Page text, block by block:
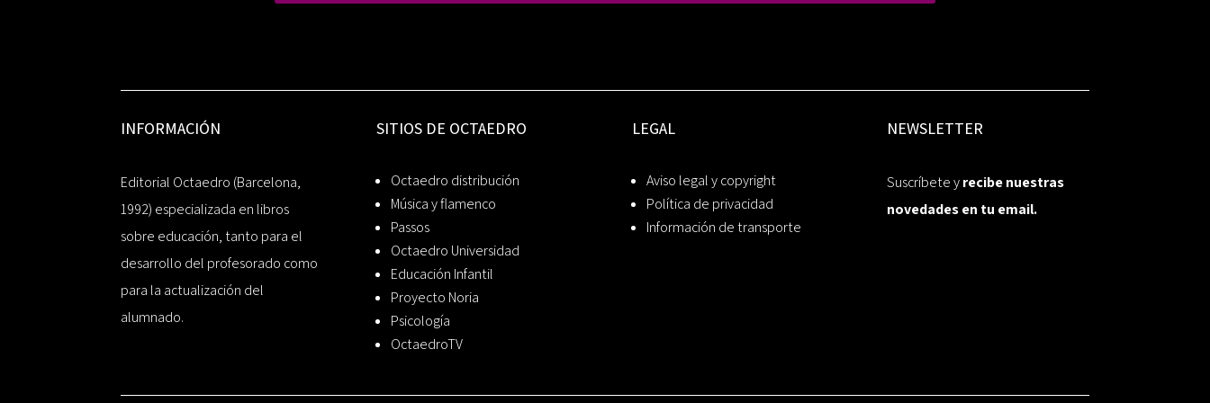
INFORMACIÓN
Editorial Octaedro (Barcelona,
1992) especializada en libros
sobre educación, tanto para el
desarrollo del profesorado como
para la actualización del
alumnado.
SITIOS DE OCTAEDRO
Octaedro distribución
Música y flamenco
Passos
Octaedro Universidad
Educación Infantil
Proyecto Noria
Psicología
OctaedroTV
LEGAL
Aviso legal y copyright
Política de privacidad
Información de transporte
NEWSLETTER
Suscríbete yrecibe nuestras
novedades en tu email.